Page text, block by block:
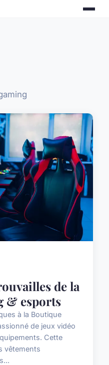
de la
& esports
à la Boutique
de jeux vidéo
Cette
vêtements